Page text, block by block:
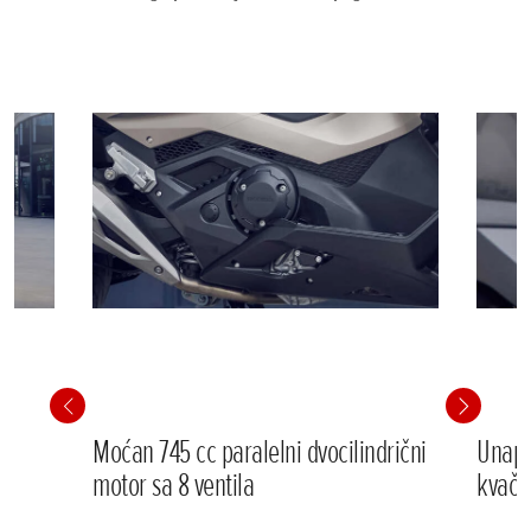
Moćan 745 cc paralelni dvocilindrični
motor sa 8 ventila